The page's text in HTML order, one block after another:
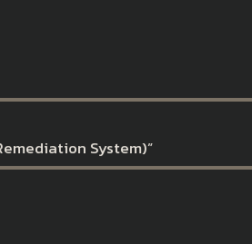
System)”